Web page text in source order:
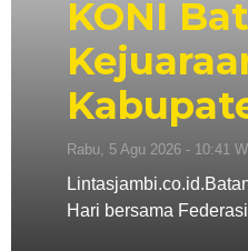
KONI
Rabu, 5 Agu 2026 - 10:41
Hari bersama